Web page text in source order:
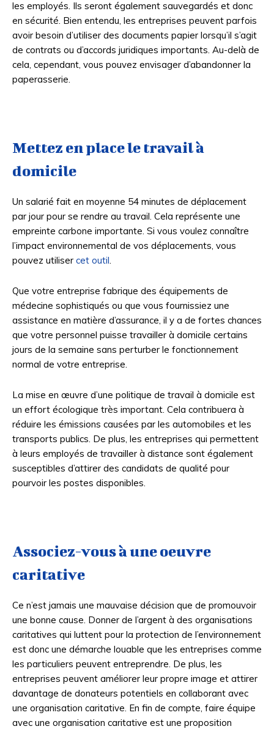
les employés. Ils seront également sauvegardés et donc
en sécurité. Bien entendu, les entreprises peuvent parfois
avoir besoin d’utiliser des documents papier lorsqu’il s’agit
de contrats ou d’accords juridiques importants. Au-delà de
cela, cependant, vous pouvez envisager d’abandonner la
paperasserie.
Mettez en place le travail à
domicile
Un salarié fait en moyenne 54 minutes de déplacement
par jour pour se rendre au travail. Cela représente une
empreinte carbone importante. Si vous voulez connaître
l’impact environnemental de vos déplacements, vous
pouvez utiliser cet outil
Que votre entreprise fabrique des équipements de
médecine sophistiqués ou que vous fournissiez une
assistance en matière d’assurance, il y a de fortes chances
que votre personnel puisse travailler à domicile certains
jours de la semaine sans perturber le fonctionnement
normal de votre entreprise.
La mise en œuvre d’une politique de travail à domicile est
un effort écologique très important. Cela contribuera à
réduire les émissions causées par les automobiles et les
transports publics. De plus, les entreprises qui permettent
à leurs employés de travailler à distance sont également
susceptibles d’attirer des candidats de qualité pour
pourvoir les postes disponibles.
Associez-vous à une oeuvre
caritative
Ce n’est jamais une mauvaise décision que de promouvoir
une bonne cause. Donner de l’argent à des organisations
caritatives qui luttent pour la protection de l’environnement
est donc une démarche louable que les entreprises comme
les particuliers peuvent entreprendre. De plus, les
entreprises peuvent améliorer leur propre image et attirer
davantage de donateurs potentiels en collaborant avec
une organisation caritative. En fin de compte, faire équipe
avec une organisation caritative est une proposition